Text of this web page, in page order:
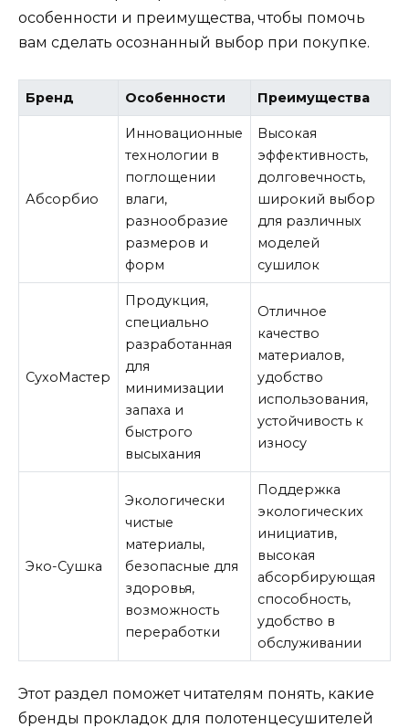
особенности и преимущества, чтобы помочь
вам сделать осознанный выбор при покупке.
Бренд Особенности Преимущества
Абсорбио
Инновационные
технологии в
поглощении
влаги,
разнообразие
размеров и
форм
Высокая
эффективность,
долговечность,
широкий выбор
для различных
моделей
сушилок
СухоМастер
Продукция,
специально
разработанная
для
минимизации
запаха и
быстрого
высыхания
Отличное
качество
материалов,
удобство
использования,
устойчивость к
износу
Эко-Сушка
Экологически
чистые
материалы,
безопасные для
здоровья,
возможность
переработки
Поддержка
экологических
инициатив,
высокая
абсорбирующая
способность,
удобство в
обслуживании
Этот раздел поможет читателям понять, какие
бренды прокладок для полотенцесушителей